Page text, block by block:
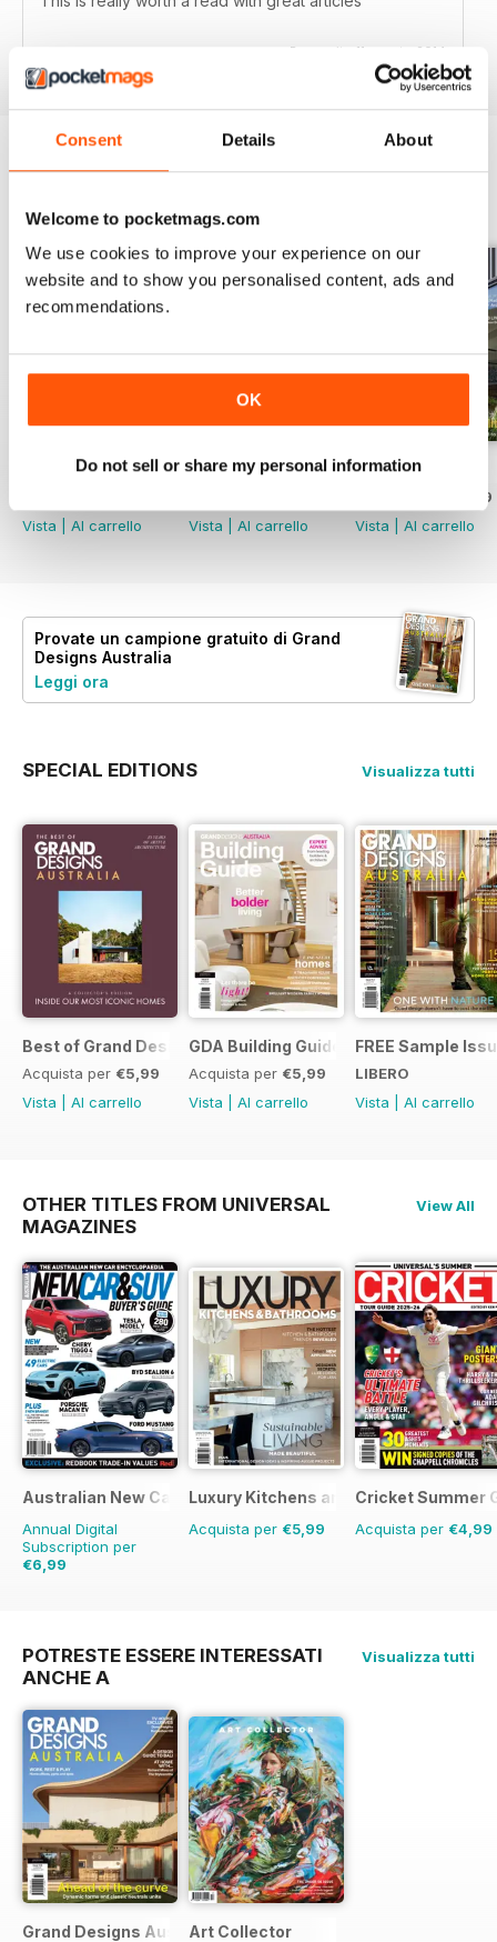
Consent Details About
Welcome to pocketmags.com
We use cookies to improve your experience on our
website and to show you personalised content, ads and
recommendations.
OK
Do not sell or share my personal information
Recensito 11 agosto 2014
Vista
Al carrello
14.4
Vista
Al carrello
14.3
€5,99
Vista
Al carrello
Provate un campione gratuito di Grand
Designs Australia
Leggi ora
SPECIAL EDITIONS Visualizza tutti
Best of Grand Designs Australia
Acquista per €5,99
Vista
Al carrello
GDA Building Guide
Acquista per €5,99
Vista
Al carrello
FREE Sample
LIBERO
Vista
Al carrello
OTHER TITLES FROM UNIVERSAL
MAGAZINES
View All
Australian New Car & SUV Buyers Guide
Annual Digital
Subscription per
€6,99
Luxury Kitchens and Bathrooms
Acquista per €5,99
Cricket Summer
Acquista per €4,99
POTRESTE ESSERE INTERESSATI
ANCHE A
Visualizza tutti
Grand Designs AustraliaArt Collector